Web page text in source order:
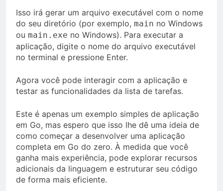
Isso irá gerar um arquivo executável com o nome
do seu diretório (por exemplo, main no Windows
ou main.exe no Windows). Para executar a
aplicação, digite o nome do arquivo executável
no terminal e pressione Enter.
Agora você pode interagir com a aplicação e
testar as funcionalidades da lista de tarefas.
Este é apenas um exemplo simples de aplicação
em Go, mas espero que isso lhe dê uma ideia de
como começar a desenvolver uma aplicação
completa em Go do zero. À medida que você
ganha mais experiência, pode explorar recursos
adicionais da linguagem e estruturar seu código
de forma mais eficiente.